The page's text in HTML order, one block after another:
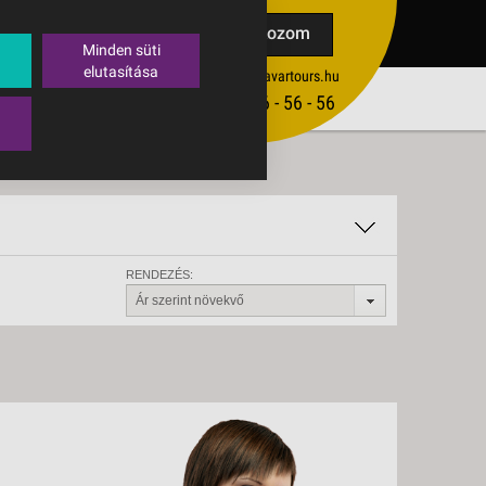
Feliratkozom
ertekesites@budavartours.hu
(+36­ 1) 3 - 56 - 56 - 56
TIPPEK
RENDEZÉS:
Ár szerint növekvő
Minden süti
elutasítása